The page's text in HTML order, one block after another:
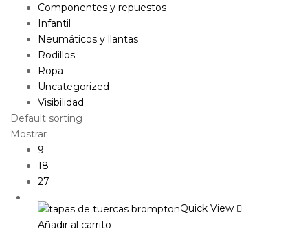
Componentes y repuestos
Infantil
Neumáticos y llantas
Rodillos
Ropa
Uncategorized
Visibilidad
Default sorting
Mostrar
9
18
27
Quick View
Añadir al carrito